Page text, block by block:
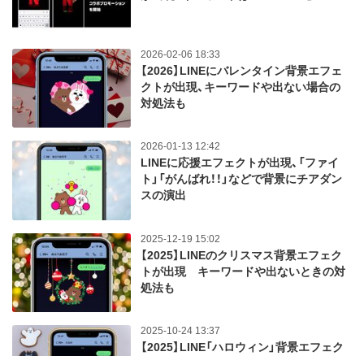
2026-02-06 18:33
【2026】LINEにバレンタイン背景エフェ
クトが出現、キーワードや出ない場合の
対処法も
2026-01-13 12:42
LINEに応援エフェクトが出現、「ファイ
ト」「がんばれ！！」などで背景にチアダン
スの演出
2025-12-19 15:02
【2025】LINEのクリスマス背景エフェク
トが出現 キーワードや出ないときの対
処法も
2025-10-24 13:37
【2025】LINE「ハロウィン」背景エフェク